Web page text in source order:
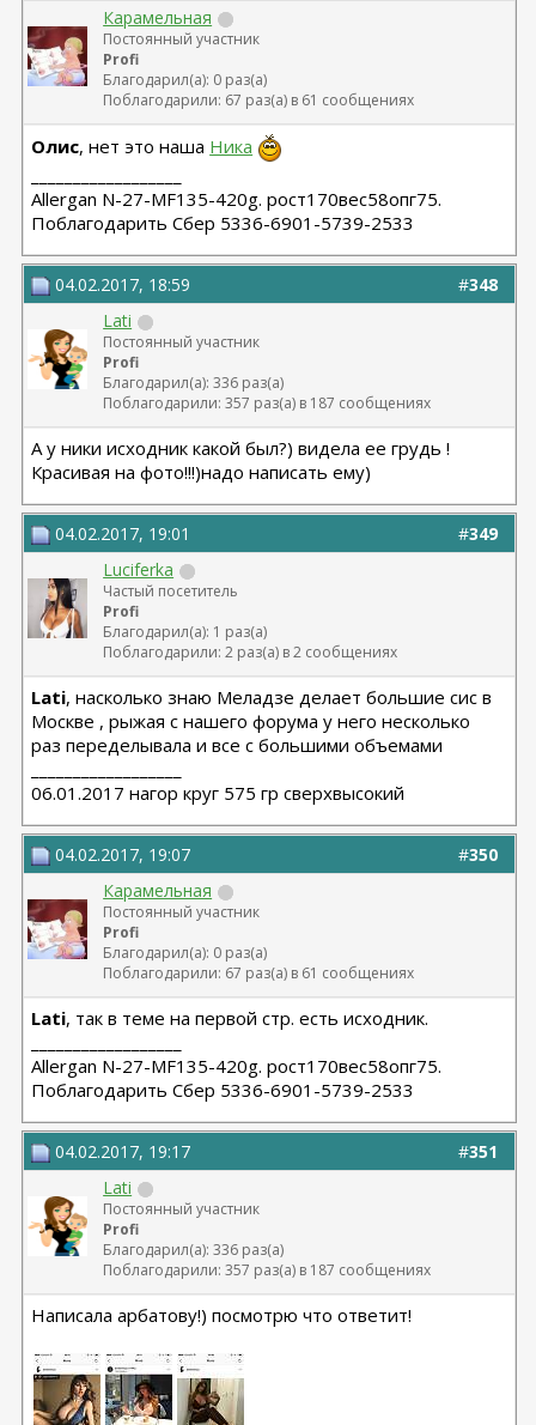
Карамельная
Постоянный участник
Profi
Благодарил(а): 0 раз(а)
Поблагодарили: 67 раз(а) в 61 сообщениях
Олис, нет это наша Ника
Allergan N-27-MF135-420g. рост170вес58опг75.
Поблагодарить Сбер 5336-6901-5739-2533
#348
04.02.2017, 18:59
Lati
Постоянный участник
Profi
Благодарил(а): 336 раз(а)
Поблагодарили: 357 раз(а) в 187 сообщениях
А у ники исходник какой был?) видела ее грудь !
Красивая на фото!!!)надо написать ему)
#349
04.02.2017, 19:01
Luciferka
Частый посетитель
Profi
Благодарил(а): 1 раз(а)
Поблагодарили: 2 раз(а) в 2 сообщениях
Lati, насколько знаю Меладзе делает большие сис в
Москве , рыжая с нашего форума у него несколько
раз переделывала и все с большими объемами
06.01.2017 нагор круг 575 гр сверхвысокий
#350
04.02.2017, 19:07
Карамельная
Постоянный участник
Profi
Благодарил(а): 0 раз(а)
Поблагодарили: 67 раз(а) в 61 сообщениях
Lati, так в теме на первой стр. есть исходник.
Allergan N-27-MF135-420g. рост170вес58опг75.
Поблагодарить Сбер 5336-6901-5739-2533
#351
04.02.2017, 19:17
Lati
Постоянный участник
Profi
Благодарил(а): 336 раз(а)
Поблагодарили: 357 раз(а) в 187 сообщениях
Написала арбатову!) посмотрю что ответит!